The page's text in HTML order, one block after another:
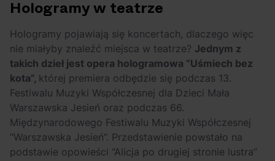
Hologramy w teatrze
Hologramy pojawiają się koncertach, dlaczego więc
nie miałyby znaleźć miejsca w teatrze? Jednym z
takich dzieł jest opera hologramowa “Uśmiech bez
kota”, której premiera odbędzie się podczas 13.
Festiwalu Muzyki Współczesnej dla Dzieci Mała
Warszawska Jesień oraz podczas 66.
Międzynarodowego Festiwalu Muzyki Współczesnej
“Warszawska Jesień”. Przedstawienie powstało na
podstawie opowieści “Alicja po drugiej stronie lustra”